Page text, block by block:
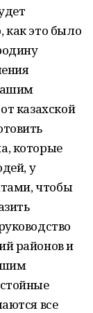
как это было
казахской
которые
у
чтобы
районов и
все